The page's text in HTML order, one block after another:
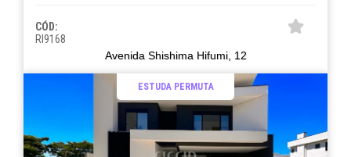
CÓD:
RI9168
Avenida Shishima Hifumi, 12
ESTUDA PERMUTA